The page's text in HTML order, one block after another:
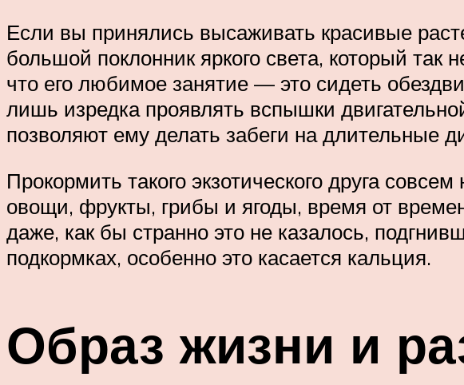
Если вы принялись высаживать красивые
большой поклонник яркого света, который
что его любимое занятие — это сидеть
лишь изредка проявлять вспышки
позволяют ему делать забеги на длительные
Прокормить такого экзотического друга
овощи, фрукты, грибы и ягоды, время от
даже, как бы странно это не казалось,
подкормках, особенно это касается кальция.
Образ жизни и